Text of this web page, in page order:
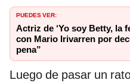
PUEDES VER:
Actriz de ‘Yo soy Betty, la
con Mario Irivarren por
pena”
Luego de pasar un